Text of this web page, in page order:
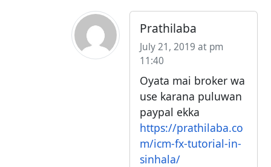
Prathilaba
July 21, 2019 at pm
11:40
Oyata mai broker wa
use karana puluwan
paypal ekka
https://prathilaba.co
m/icm-fx-tutorial-in-
sinhala/